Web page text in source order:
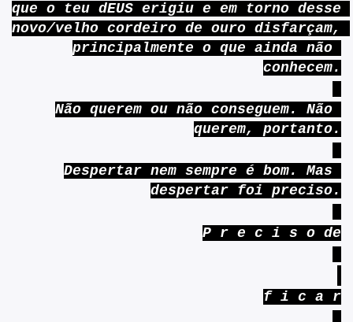
que o teu dEUS erigiu e em torno desse
novo/velho cordeiro de ouro disfarçam,
principalmente o que ainda não
conhecem.
Não querem ou não conseguem. Não
querem, portanto.
Despertar nem sempre é bom. Mas
despertar foi preciso.
P r e c i s o de
f i c a r